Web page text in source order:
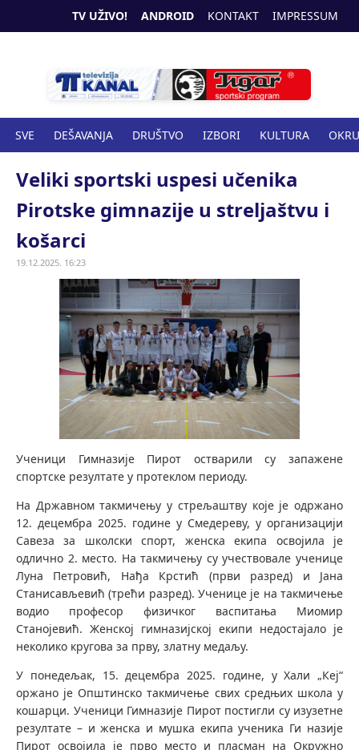
TV UŽIVO! ANDROID KONTAKT IMPRESSUM
SVE DEŠAVANJA DRUŠTVO IZBORI KULTURA
SPORT ZANIMLJIVOSTI ZDRAVSTVO
Veliki sportski uspesi učenika
Pirotske gimnazije u streljaštvu i
košarci
19.12.2025. 16:23
Ученици Гимназије Пирот остварили су запажене
спортске резултате у протеклом периоду.
На Државном такмичењу у стрељаштву које је одржано
12. децембра 2025. године у Смедереву, у организацији
Савеза за школски спорт, женска екипа освојила је
одлично 2. место. На такмичењу су учествовале ученице
Луна Петровић, Нађа Крстић (први разред) и Јана
Станисављевић (трећи разред). Ученице је на такмичење
водио професор физичког васпитања Миомир
Станојевић. Женској гимназијској екипи недостајало је
неколико кругова за прву, златну медаљу.
У понедељак, 15. децембра 2025. године, у Хали „Кеј“
оржано је Општинско такмичење свих средњих школа у
кошарци. Ученици Гимназије Пирот постигли су изузетне
резултате – и женска и мушка екипа ученика Ги назије
Пирот освојила је прво место и пласман на Окружно